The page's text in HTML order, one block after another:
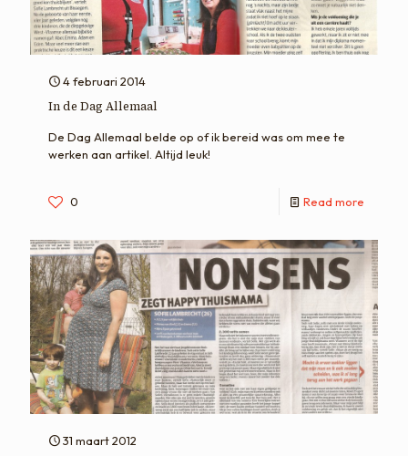
4 februari 2014
In de Dag Allemaal
De Dag Allemaal belde op of ik bereid was om mee te
werken aan artikel. Altijd leuk!
0 Read more
31 maart 2012